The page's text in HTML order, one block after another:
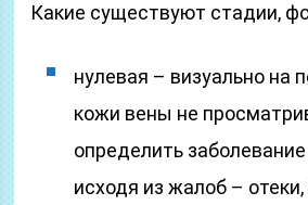
Какие существуют стадии,
нулевая – визуально на
кожи вены не
определить
исходя из жалоб – отеки,